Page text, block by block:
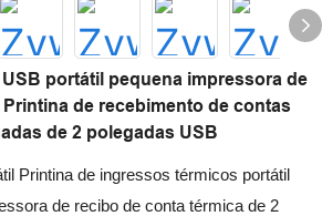
USB portátil pequena impressora de
de recebimento de contas
de 2 polegadas USB
Printina de ingressos térmicos portátil
de recibo de conta térmica de 2